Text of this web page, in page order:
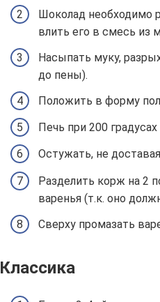
Шоколад необходимо
влить его в смесь из
Насыпать муку,
до пены).
Положить в форму
Печь при 200
Остужать, не
Разделить корж на 2
варенья (т.к. оно
Сверху промазать
Классика